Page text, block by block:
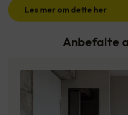
Les mer om dette her
Anbefalte